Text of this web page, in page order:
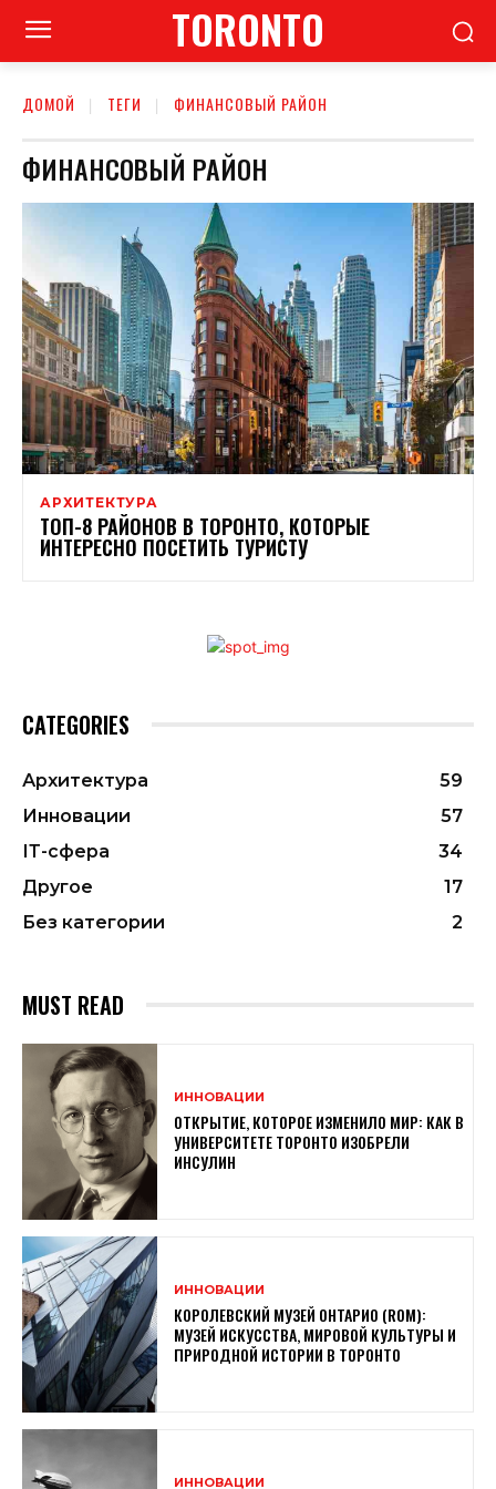
TORONTO
ДОМОЙ ТЕГИ ФИНАНСОВЫЙ РАЙОН
ФИНАНСОВЫЙ РАЙОН
АРХИТЕКТУРА
ТОП-8 РАЙОНОВ В ТОРОНТО, КОТОРЫЕ
ИНТЕРЕСНО ПОСЕТИТЬ ТУРИСТУ
CATEGORIES
Архитектура
59
Инновации
57
ІТ-сфера
34
Другое
17
Без категории
2
MUST READ
ИННОВАЦИИ
ОТКРЫТИЕ, КОТОРОЕ ИЗМЕНИЛО МИР: КАК В
УНИВЕРСИТЕТЕ ТОРОНТО ИЗОБРЕЛИ
ИНСУЛИН
ИННОВАЦИИ
КОРОЛЕВСКИЙ МУЗЕЙ ОНТАРИО (ROM):
МУЗЕЙ ИСКУССТВА, МИРОВОЙ КУЛЬТУРЫ И
ПРИРОДНОЙ ИСТОРИИ В ТОРОНТО
ИННОВАЦИИ